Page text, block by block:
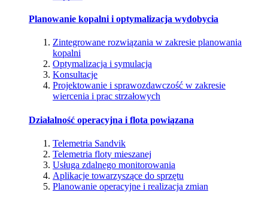
Planowanie kopalni i optymalizacja wydobycia
Zintegrowane rozwiązania w zakresie planowania
kopalni
Optymalizacja i symulacja
Konsultacje
Projektowanie i sprawozdawczość w zakresie
wiercenia i prac strzałowych
Działalność operacyjna i flota powiązana
Telemetria Sandvik
Telemetria floty mieszanej
Usługa zdalnego monitorowania
Aplikacje towarzyszące do sprzętu
Planowanie operacyjne i realizacja zmian